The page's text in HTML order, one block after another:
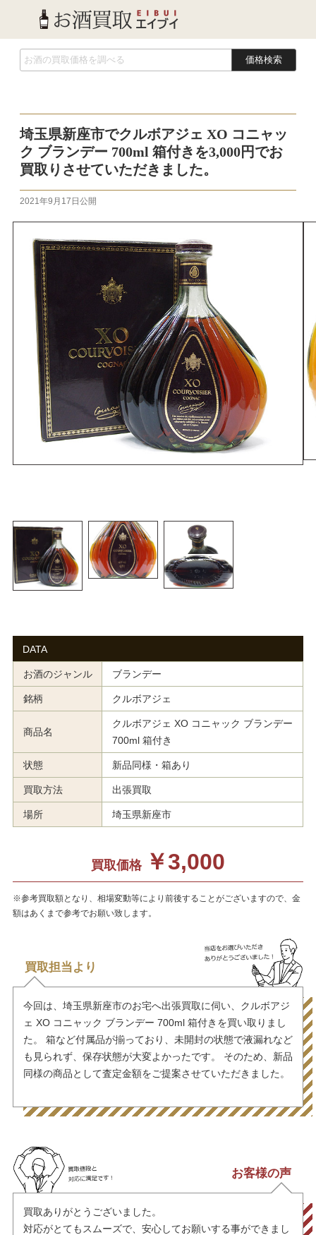
価格検索
埼玉県新座市でクルボアジェ XO コニャッ
ク ブランデー 700ml 箱付きを3,000円でお
買取りさせていただきました。
2021年9月17日 公開
DATA
お酒のジャンル ブランデー
銘柄 クルボアジェ
商品名
クルボアジェ XO コニャック ブランデー
700ml 箱付き
状態 新品同様・箱あり
買取方法 出張買取
場所 埼玉県新座市
買取価格 ￥3,000
※参考買取額となり、相場変動等により前後することがございますので、金
額はあくまで参考でお願い致します。
買取担当より
今回は、埼玉県新座市のお宅へ出張買取に伺い、クルボアジ
ェ XO コニャック ブランデー 700ml 箱付きを買い取りまし
た。 箱など付属品が揃っており、未開封の状態で液漏れなど
も見られず、保存状態が大変よかったです。 そのため、新品
同様の商品として査定金額をご提案させていただきました。
お客様の声
買取ありがとうございました。
対応がとてもスムーズで、安心してお願いする事ができまし